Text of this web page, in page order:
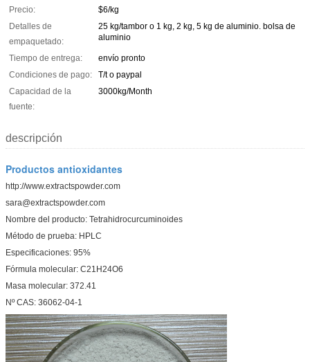
Precio:
$6/kg
Detalles de
empaquetado:
25 kg/tambor o 1 kg, 2 kg, 5 kg de aluminio. bolsa de
aluminio
Tiempo de entrega:
envío pronto
Condiciones de pago:
T/t o paypal
Capacidad de la
fuente:
3000kg/Month
descripción
Productos antioxidantes
http://www.extractspowder.com
sara@extractspowder.com
Nombre del producto: Tetrahidrocurcuminoides
Método de prueba: HPLC
Especificaciones: 95%
Fórmula molecular: C21H24O6
Masa molecular: 372.41
Nº CAS: 36062-04-1